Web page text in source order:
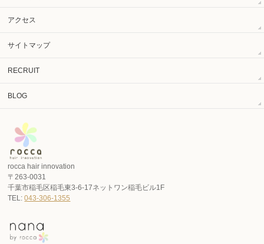
アクセス
サイトマップ
RECRUIT
BLOG
rocca hair innovation
〒263-0031
千葉市稲毛区稲毛東3-6-17ネットワン稲毛ビル1F
TEL:043-306-1355